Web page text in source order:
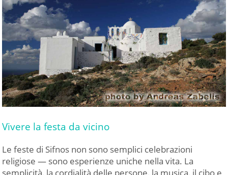
Vivere la festa da vicino
Le feste di Sifnos non sono semplici celebrazioni
religiose — sono esperienze uniche nella vita. La
semplicità, la cordialità delle persone, la musica, il cibo e